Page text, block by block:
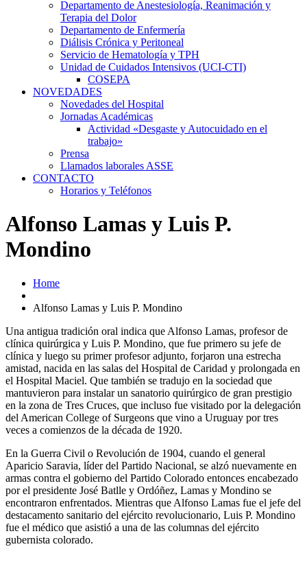
Departamento de Anestesiología, Reanimación y
Terapia del Dolor
Departamento de Enfermería
Diálisis Crónica y Peritoneal
Servicio de Hematología y TPH
Unidad de Cuidados Intensivos (UCI-CTI)
COSEPA
NOVEDADES
Novedades del Hospital
Jornadas Académicas
Actividad «Desgaste y Autocuidado en el
trabajo»
Prensa
Llamados laborales ASSE
CONTACTO
Horarios y Teléfonos
Alfonso Lamas y Luis P.
Mondino
Home
Alfonso Lamas y Luis P. Mondino
Una antigua tradición oral indica que Alfonso Lamas, profesor de
clínica quirúrgica y Luis P. Mondino, que fue primero su jefe de
clínica y luego su primer profesor adjunto, forjaron una estrecha
amistad, nacida en las salas del Hospital de Caridad y prolongada en
el Hospital Maciel. Que también se tradujo en la sociedad que
mantuvieron para instalar un sanatorio quirúrgico de gran prestigio
en la zona de Tres Cruces, que incluso fue visitado por la delegación
del American College of Surgeons que vino a Uruguay por tres
veces a comienzos de la década de 1920.
En la Guerra Civil o Revolución de 1904, cuando el general
Aparicio Saravia, líder del Partido Nacional, se alzó nuevamente en
armas contra el gobierno del Partido Colorado entonces encabezado
por el presidente José Batlle y Ordóñez, Lamas y Mondino se
encontraron enfrentados. Mientras que Alfonso Lamas fue el jefe del
destacamento sanitario del ejército revolucionario, Luis P. Mondino
fue el médico que asistió a una de las columnas del ejército
gubernista colorado.